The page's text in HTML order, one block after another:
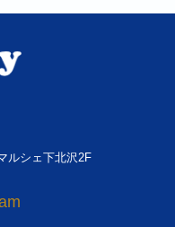
ルシェ下北沢2F